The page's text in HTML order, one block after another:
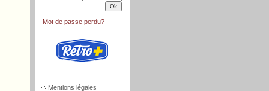
Mot de passe perdu?
Mentions légales